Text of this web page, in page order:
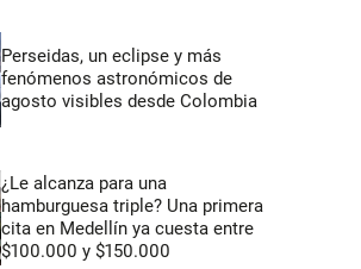
Perseidas, un eclipse y más
fenómenos astronómicos de
agosto visibles desde Colombia
¿Le alcanza para una
hamburguesa triple? Una primera
cita en Medellín ya cuesta entre
$100.000 y $150.000